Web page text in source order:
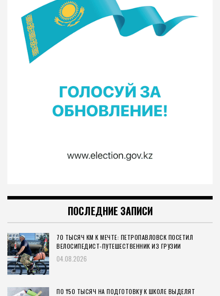
ПОСЛЕДНИЕ ЗАПИСИ
70 ТЫСЯЧ КМ К МЕЧТЕ: ПЕТРОПАВЛОВСК ПОСЕТИЛ
ВЕЛОСИПЕДИСТ-ПУТЕШЕСТВЕННИК ИЗ ГРУЗИИ
04.08.2026
ПО ₸50 ТЫСЯЧ НА ПОДГОТОВКУ К ШКОЛЕ ВЫДЕЛЯТ